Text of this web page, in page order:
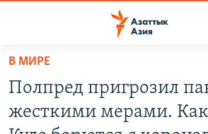
Вернуться
основному
содержанию
Вернутся
КАЗАХСТАН
КЫРГЫЗСТАН
НОВОСТИ
ВОЙНА В УКРАИНЕ
В МИРЕ
Полпред пригрозил
жесткими мерами.